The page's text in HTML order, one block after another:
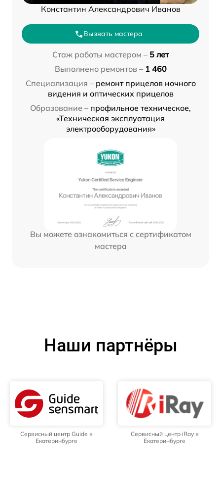
Константин Александрович Иванов
Вызвать мастера
Стаж работы мастером – 5 лет
Выполнено ремонтов – 1 460
Специализация – ремонт прицелов ночного
видения и оптических прицелов
Образование – профильное техническое,
«Техническая эксплуатация
электрооборудования»
Вы можете ознакомиться с сертификатом
мастера
Наши партнёры
Сервисный центр Guide в
Екатеринбурге
Сервисный центр iRay в
Екатеринбурге